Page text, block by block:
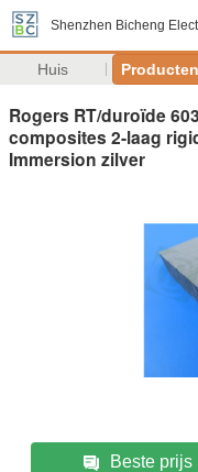
Shenzhen Bicheng
Huis Producten
Rogers RT/duroïde
composites 2-laag
Immersion zilver
Beste prijs